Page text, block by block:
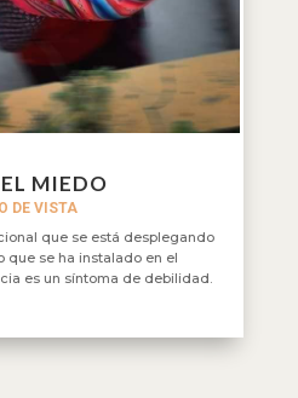
MIEDO
DE VISTA
que se está desplegando
que se ha instalado en el
es un síntoma de debilidad.